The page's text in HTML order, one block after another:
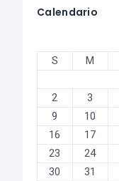
Calendario
S
M
2
3
9
10
16
17
23
24
30
31